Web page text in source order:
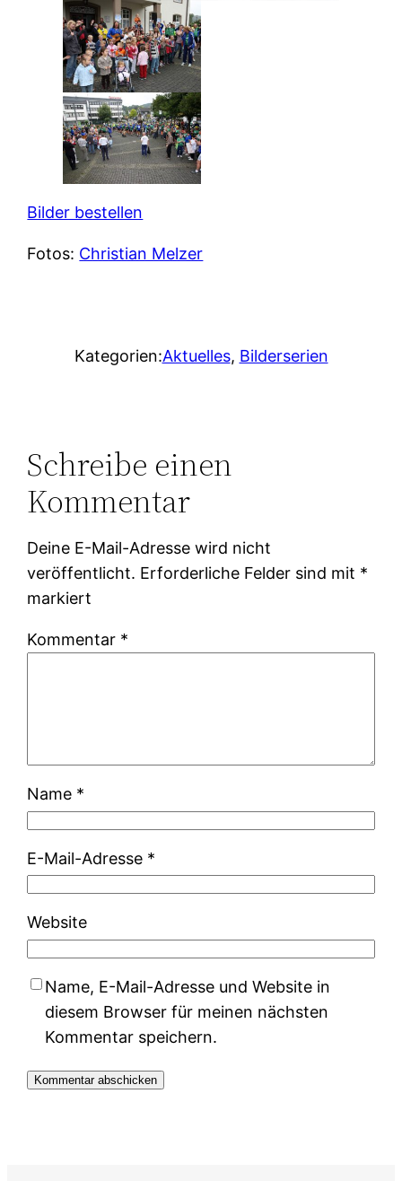
Bilder bestellen
Fotos: Christian Melzer
Kategorien:Aktuelles, Bilderserien
Schreibe einen
Kommentar
Deine E-Mail-Adresse wird nicht
veröffentlicht. Erforderliche Felder sind mit *
markiert
Kommentar *
Name *
E-Mail-Adresse *
Website
Name, E-Mail-Adresse und Website in
diesem Browser für meinen nächsten
Kommentar speichern.